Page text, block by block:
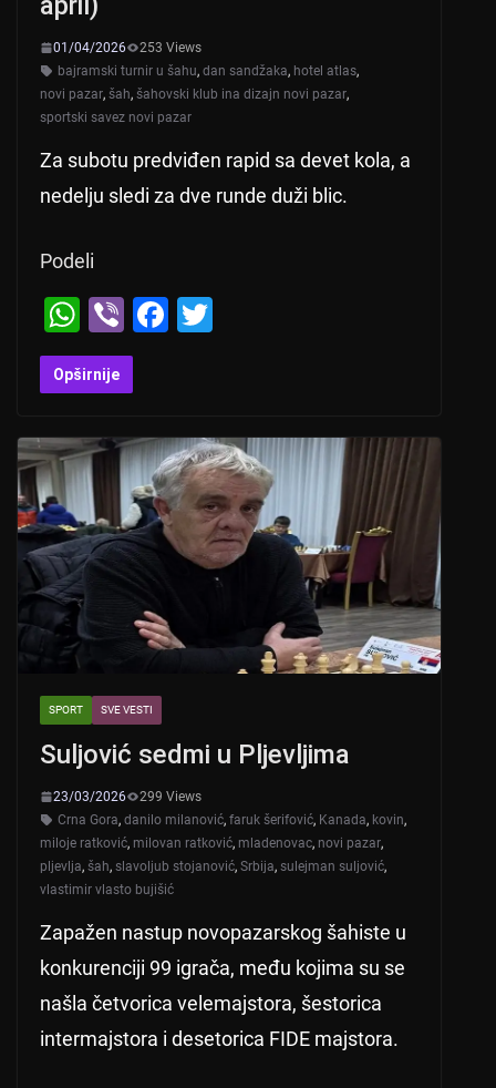
01/04/2026
253 Views
bajramski turnir u šahu, dan sandžaka, hotel atlas,
novi pazar, šah, šahovski klub ina dizajn novi pazar,
sportski savez novi pazar
Za subotu predviđen rapid sa devet kola, a
nedelju sledi za dve runde duži blic.
Podeli
W
h
at
A
p
p
Vi
b
er
F
b
o
o
k
Opširnije
SPORT SVE VESTI
Suljović sedmi u Pljevljima
23/03/2026
299 Views
Crna Gora, danilo milanović, faruk šerifović, Kanada, kovin,
miloje ratković, milovan ratković, mladenovac, novi pazar,
pljevlja, šah, slavoljub stojanović, Srbija, sulejman suljović,
vlastimir vlasto bujišić
Zapažen nastup novopazarskog šahiste u
konkurenciji 99 igrača, među kojima su se
našla četvorica velemajstora, šestorica
intermajstora i desetorica FIDE majstora.